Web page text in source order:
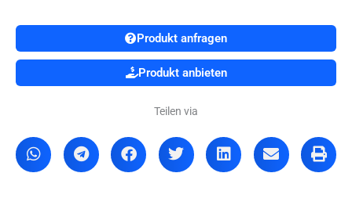
Produkt anfragen
Produkt anbieten
Teilen via